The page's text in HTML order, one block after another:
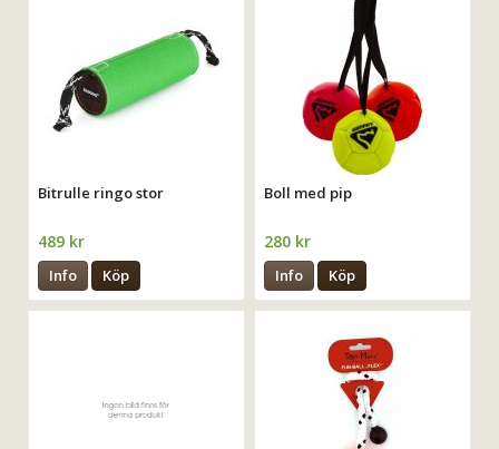
Bitrulle ringo stor
489 kr
Info Köp
Boll med pip
280 kr
Info Köp